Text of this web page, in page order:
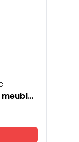
Accroche éléments meubles cuisines